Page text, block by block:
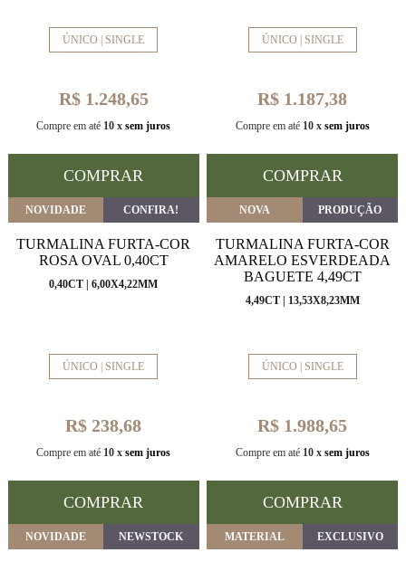
ÚNICO | SINGLE
R$ 1.248,65
Compre em até 10 x sem juros
COMPRAR
ÚNICO | SINGLE
R$ 1.187,38
Compre em até 10 x sem juros
COMPRAR
NOVIDADE CONFIRA!
TURMALINA FURTA-COR
ROSA OVAL 0,40CT
0,40CT | 6,00X4,22MM
ÚNICO | SINGLE
R$ 238,68
Compre em até 10 x sem juros
COMPRAR
NOVA PRODUÇÃO
TURMALINA FURTA-COR
AMARELO ESVERDEADA
BAGUETE 4,49CT
4,49CT | 13,53X8,23MM
ÚNICO | SINGLE
R$ 1.988,65
Compre em até 10 x sem juros
COMPRAR
NOVIDADE NEWSTOCK MATERIAL EXCLUSIVO